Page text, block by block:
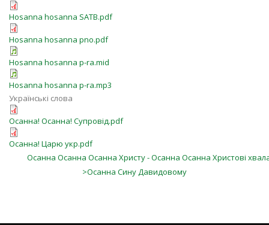
Hosanna hosanna SATB.pdf
Hosanna hosanna pno.pdf
Hosanna hosanna p-ra.mid
Hosanna hosanna p-ra.mp3
Українські слова
Осанна! Осанна! Супровід.pdf
Осанна! Царю укр.pdf
Осанна Осанна Осанна Христу - Осанна Осанна Христові
>Осанна Сину Давидовому